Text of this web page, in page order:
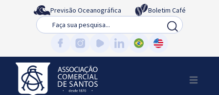
Previsão Oceanográfica
Boletim Café
Busca